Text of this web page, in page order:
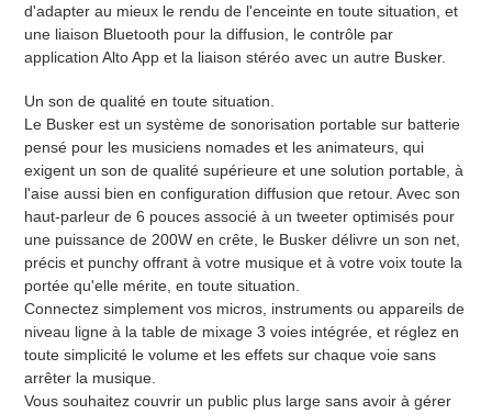
d'adapter au mieux le rendu de l'enceinte en toute situation, et
une liaison Bluetooth pour la diffusion, le contrôle par
application Alto App et la liaison stéréo avec un autre Busker.
Un son de qualité en toute situation.
Le Busker est un système de sonorisation portable sur batterie
pensé pour les musiciens nomades et les animateurs, qui
exigent un son de qualité supérieure et une solution portable, à
l'aise aussi bien en configuration diffusion que retour. Avec son
haut-parleur de 6 pouces associé à un tweeter optimisés pour
une puissance de 200W en crête, le Busker délivre un son net,
précis et punchy offrant à votre musique et à votre voix toute la
portée qu'elle mérite, en toute situation.
Connectez simplement vos micros, instruments ou appareils de
niveau ligne à la table de mixage 3 voies intégrée, et réglez en
toute simplicité le volume et les effets sur chaque voie sans
arrêter la musique.
Vous souhaitez couvrir un public plus large sans avoir à gérer